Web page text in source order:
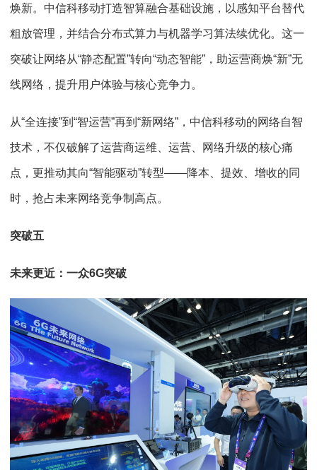
焕新。中信科移动打造智算融合基础设施，以感知平台替代
粗放管理，并结合分布式算力与机器学习算法续优化。这一
突破让网络从“静态配置”转向“动态智能”，助运营商焕“新”无
线网络，提升用户体验与核心竞争力。
从“全连接”到“智运营”再到“新网络”，中信科移动的网络自智
技术，不仅破解了运营商运维、运营、网络升级的核心痛
点，更推动其向“智能驱动”转型——降本、提效、增收的同
时，抢占未来网络竞争制高点。
突破五
未来更近：一众6G突破